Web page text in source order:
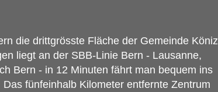
die drittgrösste Fläche der Gemeinde Köniz
liegt an der SBB-Linie Bern - Lausanne,
Bern - in 12 Minuten fährt man bequem ins
fünfeinhalb Kilometer entfernte Zentrum